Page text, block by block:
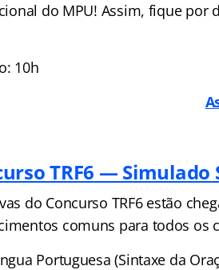
do MPU! Assim, fique
10h
TRF6 — Simulado
do Concurso TRF6 estão
comuns para todos os
Portuguesa (Sintaxe da